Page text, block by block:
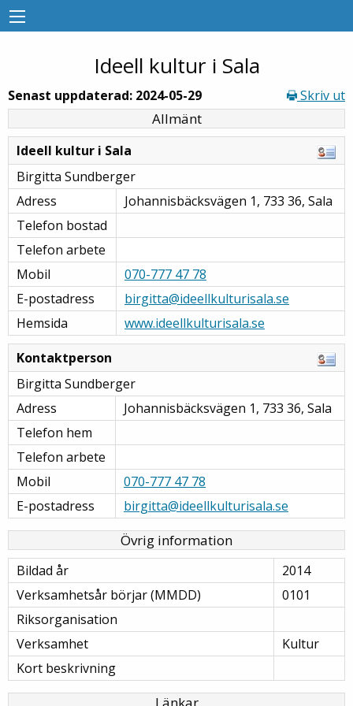
Ideell kultur i Sala
Senast uppdaterad: 2024-05-29 Skriv ut
Allmänt
Ideell kultur i Sala
Birgitta Sundberger
Adress
Johannisbäcksvägen 1, 733 36, Sala
Telefon bostad
Telefon arbete
Mobil
070-777 47 78
E-postadress
birgitta@ideellkulturisala.se
Hemsida
www.ideellkulturisala.se
Kontaktperson
Birgitta Sundberger
Adress
Johannisbäcksvägen 1, 733 36, Sala
Telefon hem
Telefon arbete
Mobil
070-777 47 78
E-postadress
birgitta@ideellkulturisala.se
Övrig information
Bildad år
2014
Verksamhetsår börjar (MMDD)
0101
Riksorganisation
Verksamhet
Kultur
Kort beskrivning